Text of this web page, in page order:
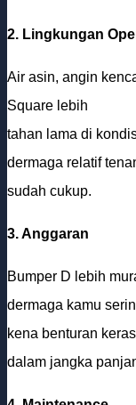
2. Lingkungan
Air asin, angin
Square lebih
tahan lama di
dermaga relatif
sudah cukup.
3. Anggaran
Bumper D lebih
dermaga kamu
kena benturan
dalam jangka